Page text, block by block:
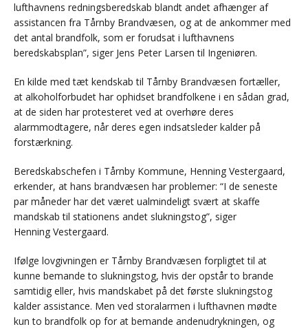
lufthavnens redningsberedskab blandt andet afhænger af
assistancen fra Tårnby Brandvæsen, og at de ankommer med
det antal brandfolk, som er forudsat i lufthavnens
beredskabsplan”, siger Jens Peter Larsen til Ingeniøren.
En kilde med tæt kendskab til Tårnby Brandvæsen fortæller,
at alkoholforbudet har ophidset brandfolkene i en sådan grad,
at de siden har protesteret ved at overhøre deres
alarmmodtagere, når deres egen indsatsleder kalder på
forstærkning.
Beredskabschefen i Tårnby Kommune, Henning Vestergaard,
erkender, at hans brandvæsen har problemer: “I de seneste
par måneder har det været ualmindeligt svært at skaffe
mandskab til stationens andet slukningstog”, siger
Henning Vestergaard.
Ifølge lovgivningen er Tårnby Brandvæsen forpligtet til at
kunne bemande to slukningstog, hvis der opstår to brande
samtidig eller, hvis mandskabet på det første slukningstog
kalder assistance. Men ved storalarmen i lufthavnen mødte
kun to brandfolk op for at bemande andenudrykningen, og